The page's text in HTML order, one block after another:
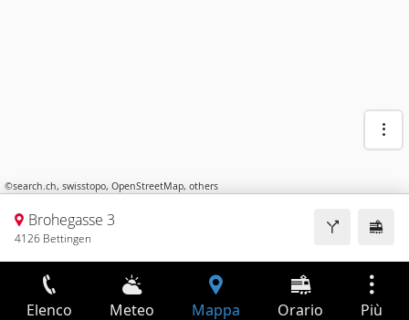
©search.ch, swisstopo, OpenStreetMap, others
Brohegasse 3
4126 Bettingen
Elenco Meteo Mappa Orario Più